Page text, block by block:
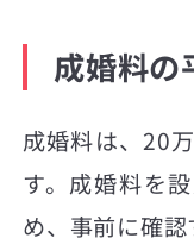
成婚料の
成婚料は、20
す。成婚料を
め、事前に確認